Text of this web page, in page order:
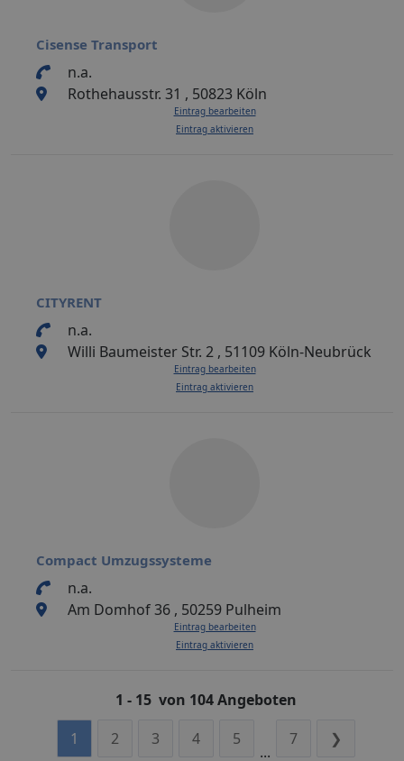
Cisense Transport
n.a.
Rothehausstr. 31 , 50823 Köln
Eintrag bearbeiten
Eintrag aktivieren
CITYRENT
n.a.
Willi Baumeister Str. 2 , 51109 Köln-Neubrück
Eintrag bearbeiten
Eintrag aktivieren
Compact Umzugssysteme
n.a.
Am Domhof 36 , 50259 Pulheim
Eintrag bearbeiten
Eintrag aktivieren
1 - 15 von 104 Angeboten
1
2 3 4 5
...
7 ❯